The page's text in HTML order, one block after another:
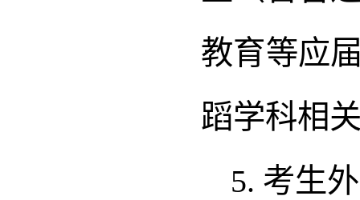
教育等应
蹈学科相
5. 考生